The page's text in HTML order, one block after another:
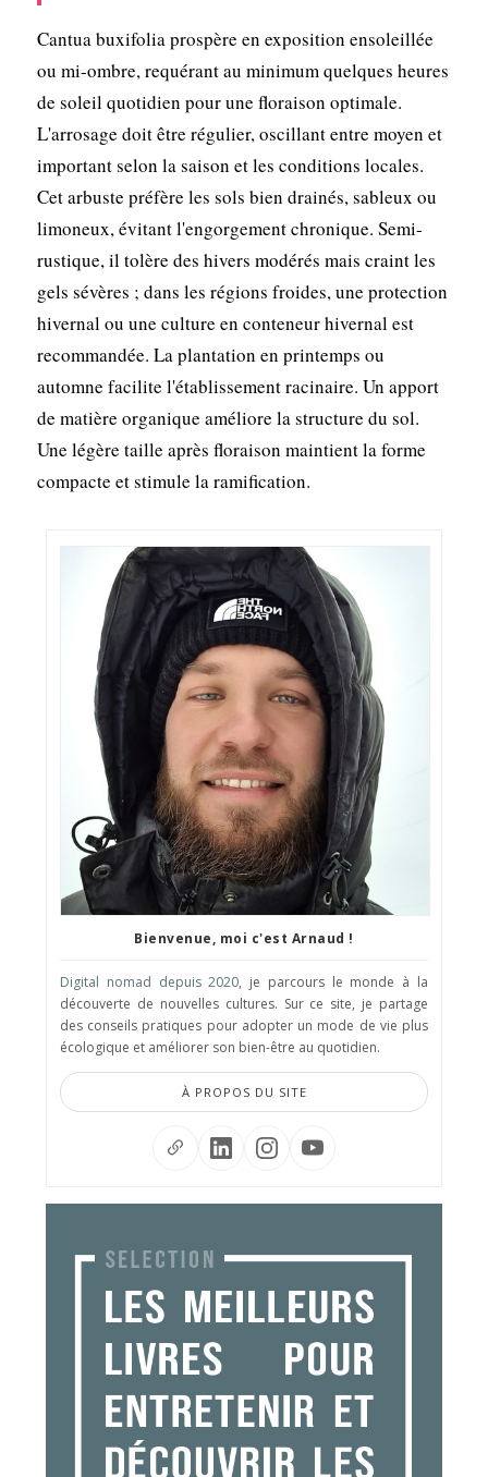
Cantua buxifolia prospère en exposition ensoleillée
ou mi-ombre, requérant au minimum quelques heures
de soleil quotidien pour une floraison optimale.
L'arrosage doit être régulier, oscillant entre moyen et
important selon la saison et les conditions locales.
Cet arbuste préfère les sols bien drainés, sableux ou
limoneux, évitant l'engorgement chronique. Semi-
rustique, il tolère des hivers modérés mais craint les
gels sévères ; dans les régions froides, une protection
hivernal ou une culture en conteneur hivernal est
recommandée. La plantation en printemps ou
automne facilite l'établissement racinaire. Un apport
de matière organique améliore la structure du sol.
Une légère taille après floraison maintient la forme
compacte et stimule la ramification.
Bienvenue, moi c'est Arnaud !
Digital nomad depuis 2020, je parcours le monde à la
découverte de nouvelles cultures. Sur ce site, je partage
des conseils pratiques pour adopter un mode de vie plus
écologique et améliorer son bien-être au quotidien.
À PROPOS DU SITE